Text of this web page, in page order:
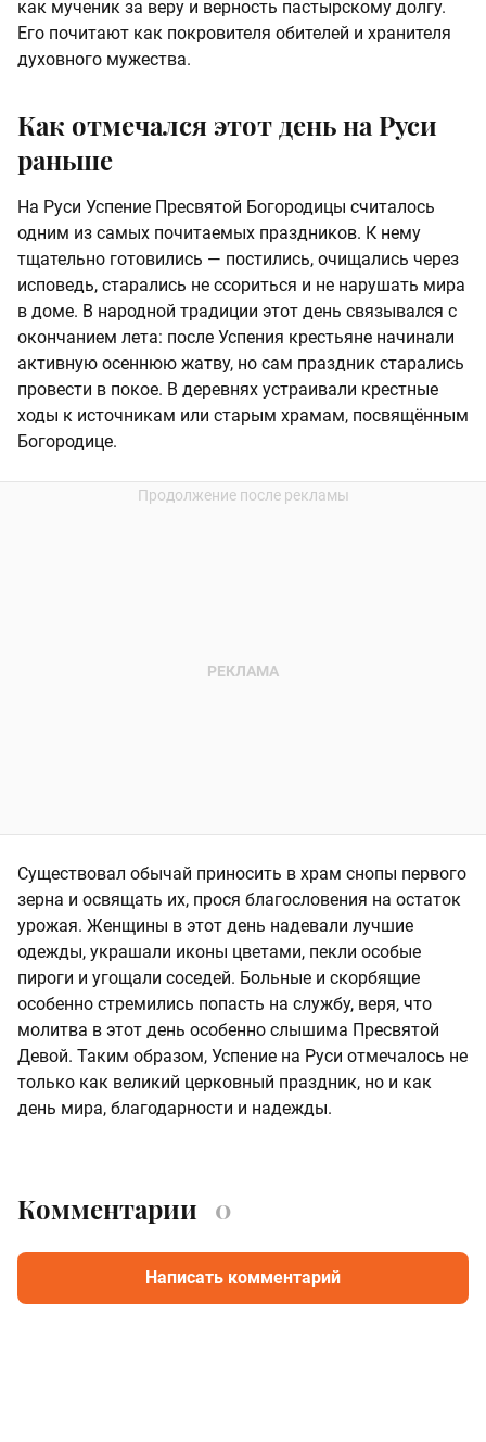
как мученик за веру и верность пастырскому долгу.
Его почитают как покровителя обителей и хранителя
духовного мужества.
Как отмечался этот день на Руси
раньше
На Руси Успение Пресвятой Богородицы считалось
одним из самых почитаемых праздников. К нему
тщательно готовились — постились, очищались через
исповедь, старались не ссориться и не нарушать мира
в доме. В народной традиции этот день связывался с
окончанием лета: после Успения крестьяне начинали
активную осеннюю жатву, но сам праздник старались
провести в покое. В деревнях устраивали крестные
ходы к источникам или старым храмам, посвящённым
Богородице.
Существовал обычай приносить в храм снопы первого
зерна и освящать их, прося благословения на остаток
урожая. Женщины в этот день надевали лучшие
одежды, украшали иконы цветами, пекли особые
пироги и угощали соседей. Больные и скорбящие
особенно стремились попасть на службу, веря, что
молитва в этот день особенно слышима Пресвятой
Девой. Таким образом, Успение на Руси отмечалось не
только как великий церковный праздник, но и как
день мира, благодарности и надежды.
Комментарии 0
Написать комментарий